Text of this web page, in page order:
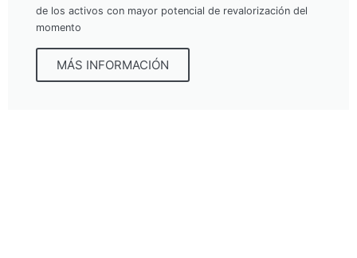
de los activos con mayor potencial de revalorización del
momento
MÁS INFORMACIÓN